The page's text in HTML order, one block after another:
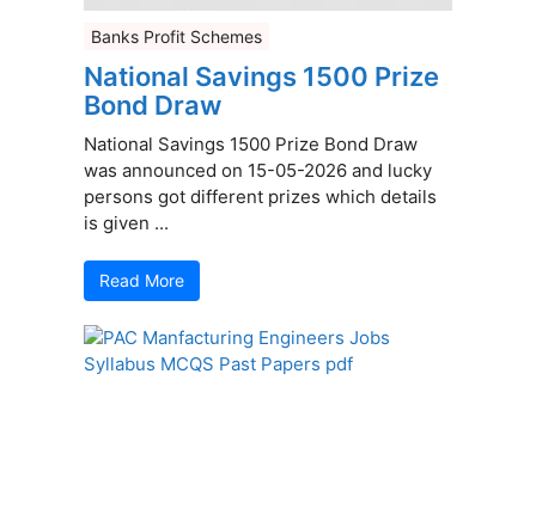
Banks Profit Schemes
National Savings 1500 Prize
Bond Draw
National Savings 1500 Prize Bond Draw
was announced on 15-05-2026 and lucky
persons got different prizes which details
is given ...
Read More